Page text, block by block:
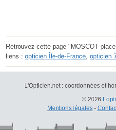
Retrouvez cette page "MOSCOT
liens : opticien Île-de-France, opticien
L'Opticien.net : coordonnées et
© 2026
Mentions légales-